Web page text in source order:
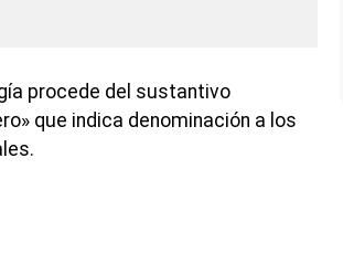
procede del sustantivo
que indica denominación a los